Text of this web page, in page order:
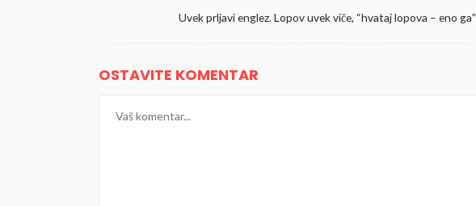
Uvek prljavi englez. Lopov uvek viče, “hvataj lopova – eno ga”
OSTAVITE KOMENTAR